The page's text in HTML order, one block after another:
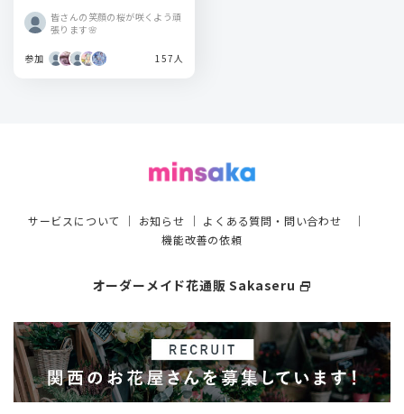
タを送りませんか？
皆さんの笑顔の桜が咲くよう頑
張ります🌸
参加 157人
サービスについて ｜ お知らせ ｜ よくある質問・問い合わせ ｜
機能改善の依頼
オーダーメイド花通販 Sakaseru select_window